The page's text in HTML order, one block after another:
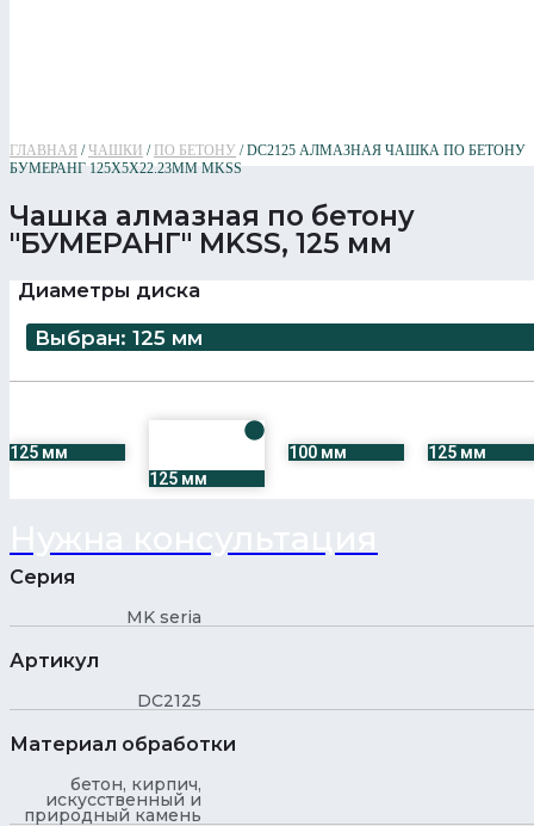
ГЛАВНАЯ /ЧАШКИ / ПО БЕТОНУ / DC2125 АЛМАЗНАЯ ЧАШКА ПО БЕТОНУ
БУМЕРАНГ 125X5X22.23MM MKSS
Чашка алмазная по бетону
"БУМЕРАНГ" MKSS, 125 мм
Диаметры диска
Выбран: 125 мм
125 мм
125 мм
100 мм 125 мм
Серия
MK seria
Артикул
DC2125
Материал обработки
бетон, кирпич,
искусственный и
природный камень